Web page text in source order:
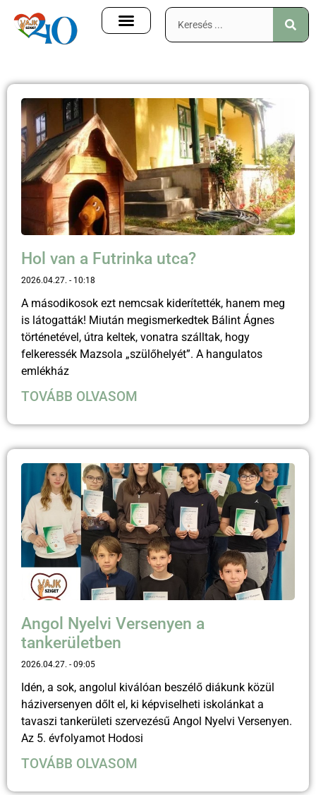
Hol van a Futrinka utca?
2026.04.27. 10:18
A másodikosok ezt nemcsak kiderítették, hanem meg
is látogatták! Miután megismerkedtek Bálint Ágnes
történetével, útra keltek, vonatra szálltak, hogy
felkeressék Mazsola „szülőhelyét”. A hangulatos
emlékház
TOVÁBB OLVASOM
Angol Nyelvi Versenyen a
tankerületben
2026.04.27. 09:05
Idén, a sok, angolul kiválóan beszélő diákunk közül
háziversenyen dőlt el, ki képviselheti iskolánkat a
tavaszi tankerületi szervezésű Angol Nyelvi Versenyen.
Az 5. évfolyamot Hodosi
TOVÁBB OLVASOM